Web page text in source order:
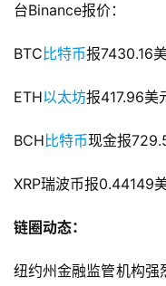
台Binance报价：
BTC 比特币报7430.16
ETH以太坊报417.96美
BCH 比特币现金报
XRP瑞波币报0.44149
链圈动态：
纽约州金融监管机构强